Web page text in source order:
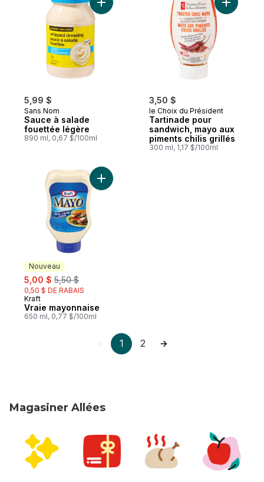
5,99 $
Sans Nom
Sauce à salade
fouettée légère
890 ml, 0,67 $/100ml
Ajouter Sauce à salade fouettée légère
3,50 $
le Choix du Président
Tartinade pour
sandwich, mayo aux
piments chilis grillés
300 ml, 1,17 $/100ml
Ajouter
Nouveau
sale:
5,00 $ , formerly:
5,50 $
0,50 $ DE RABAIS
Nouveau
Kraft
Vraie mayonnaise
650 ml, 0,77 $/100ml
Ajouter Vraie mayonnaise au panier
1 2
Magasiner Allées